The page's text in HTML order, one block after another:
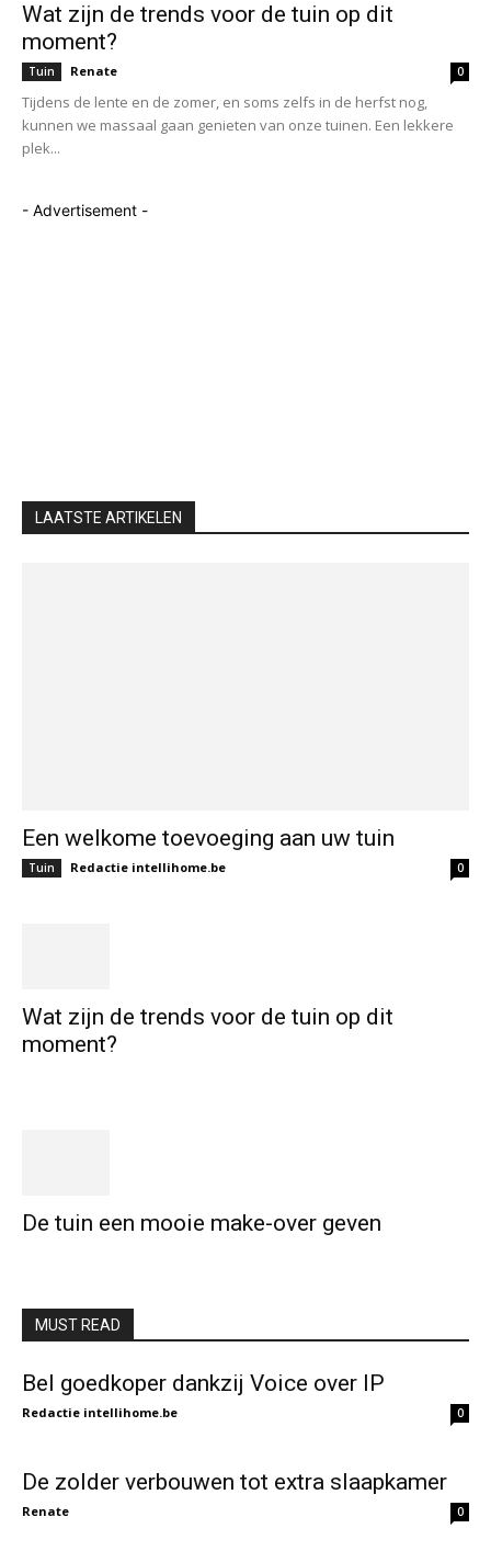
Wat zijn de trends voor de tuin op dit
moment?
Tuin Renate 0
Tijdens de lente en de zomer, en soms zelfs in de herfst nog,
kunnen we massaal gaan genieten van onze tuinen. Een lekkere
plek...
- Advertisement -
LAATSTE ARTIKELEN
Een welkome toevoeging aan uw tuin
Tuin Redactie intellihome.be 0
Wat zijn de trends voor de tuin op dit
moment?
De tuin een mooie make-over geven
MUST READ
Bel goedkoper dankzij Voice over IP
Redactie intellihome.be 0
De zolder verbouwen tot extra slaapkamer
Renate 0